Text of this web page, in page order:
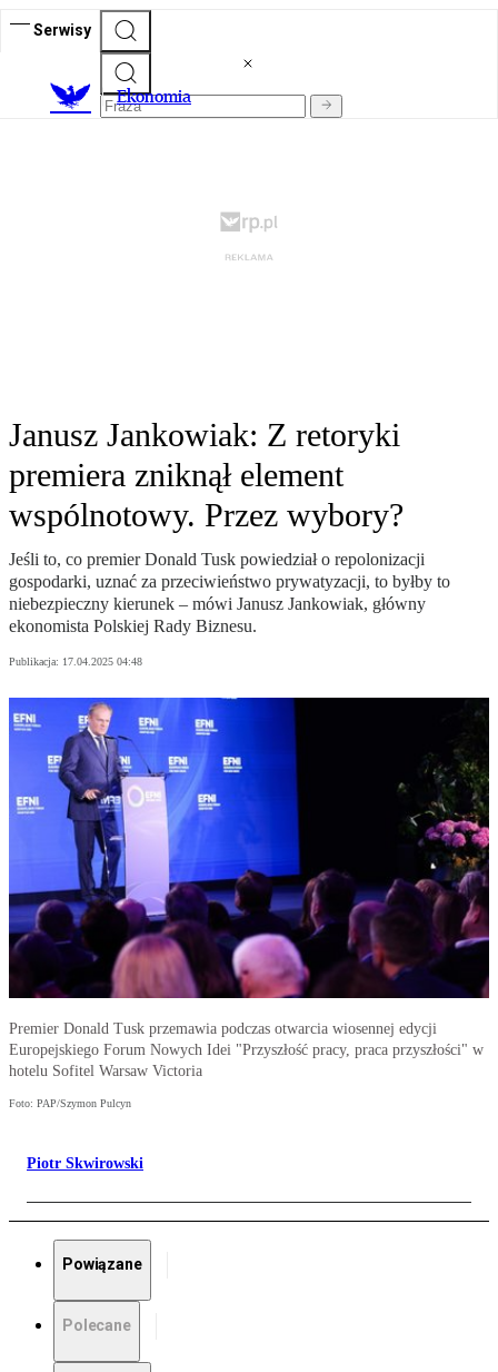
Serwisy
Ekonomia
Janusz Jankowiak: Z retoryki
premiera zniknął element
wspólnotowy. Przez wybory?
Jeśli to, co premier Donald Tusk powiedział o repolonizacji
gospodarki, uznać za przeciwieństwo prywatyzacji, to byłby to
niebezpieczny kierunek – mówi Janusz Jankowiak, główny
ekonomista Polskiej Rady Biznesu.
Publikacja: 17.04.2025 04:48
Premier Donald Tusk przemawia podczas otwarcia wiosennej edycji
Europejskiego Forum Nowych Idei "Przyszłość pracy, praca przyszłości" w
hotelu Sofitel Warsaw Victoria
Foto: PAP/Szymon Pulcyn
Piotr Skwirowski
Powiązane
Polecane